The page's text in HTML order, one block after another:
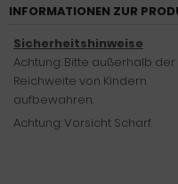
INFORMATIONEN ZUR
Sicherheitshinweise
Achtung: Bitte außerhalb der
Reichweite von Kindern
aufbewahren.
Achtung: Vorsicht Scharf.